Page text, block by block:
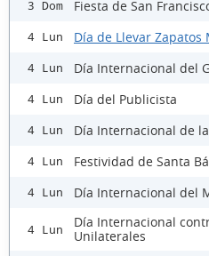
3 Dom Fiesta de San
4 Lun Día de Llevar Zapatos
4 Lun Día Internacional del
4 Lun Día del Publicista
4 Lun Día Internacional de
4 Lun Festividad de Santa
4 Lun Día Internacional del
4 Lun
Día Internacional
Unilaterales